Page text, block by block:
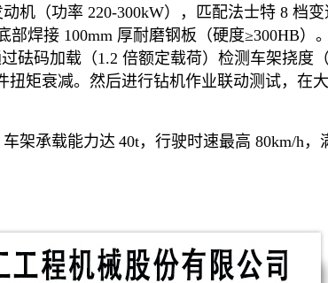
机（功率 220-300kW），匹配法士特 8 档变
部焊接 100mm 厚耐磨钢板（硬度≥300HB）
砝码加载（1.2 倍额定载荷）检测车架挠度
扭矩衰减。然后进行钻机作业联动测试，在
架承载能力达 40t，行驶时速最高 80km/h ，